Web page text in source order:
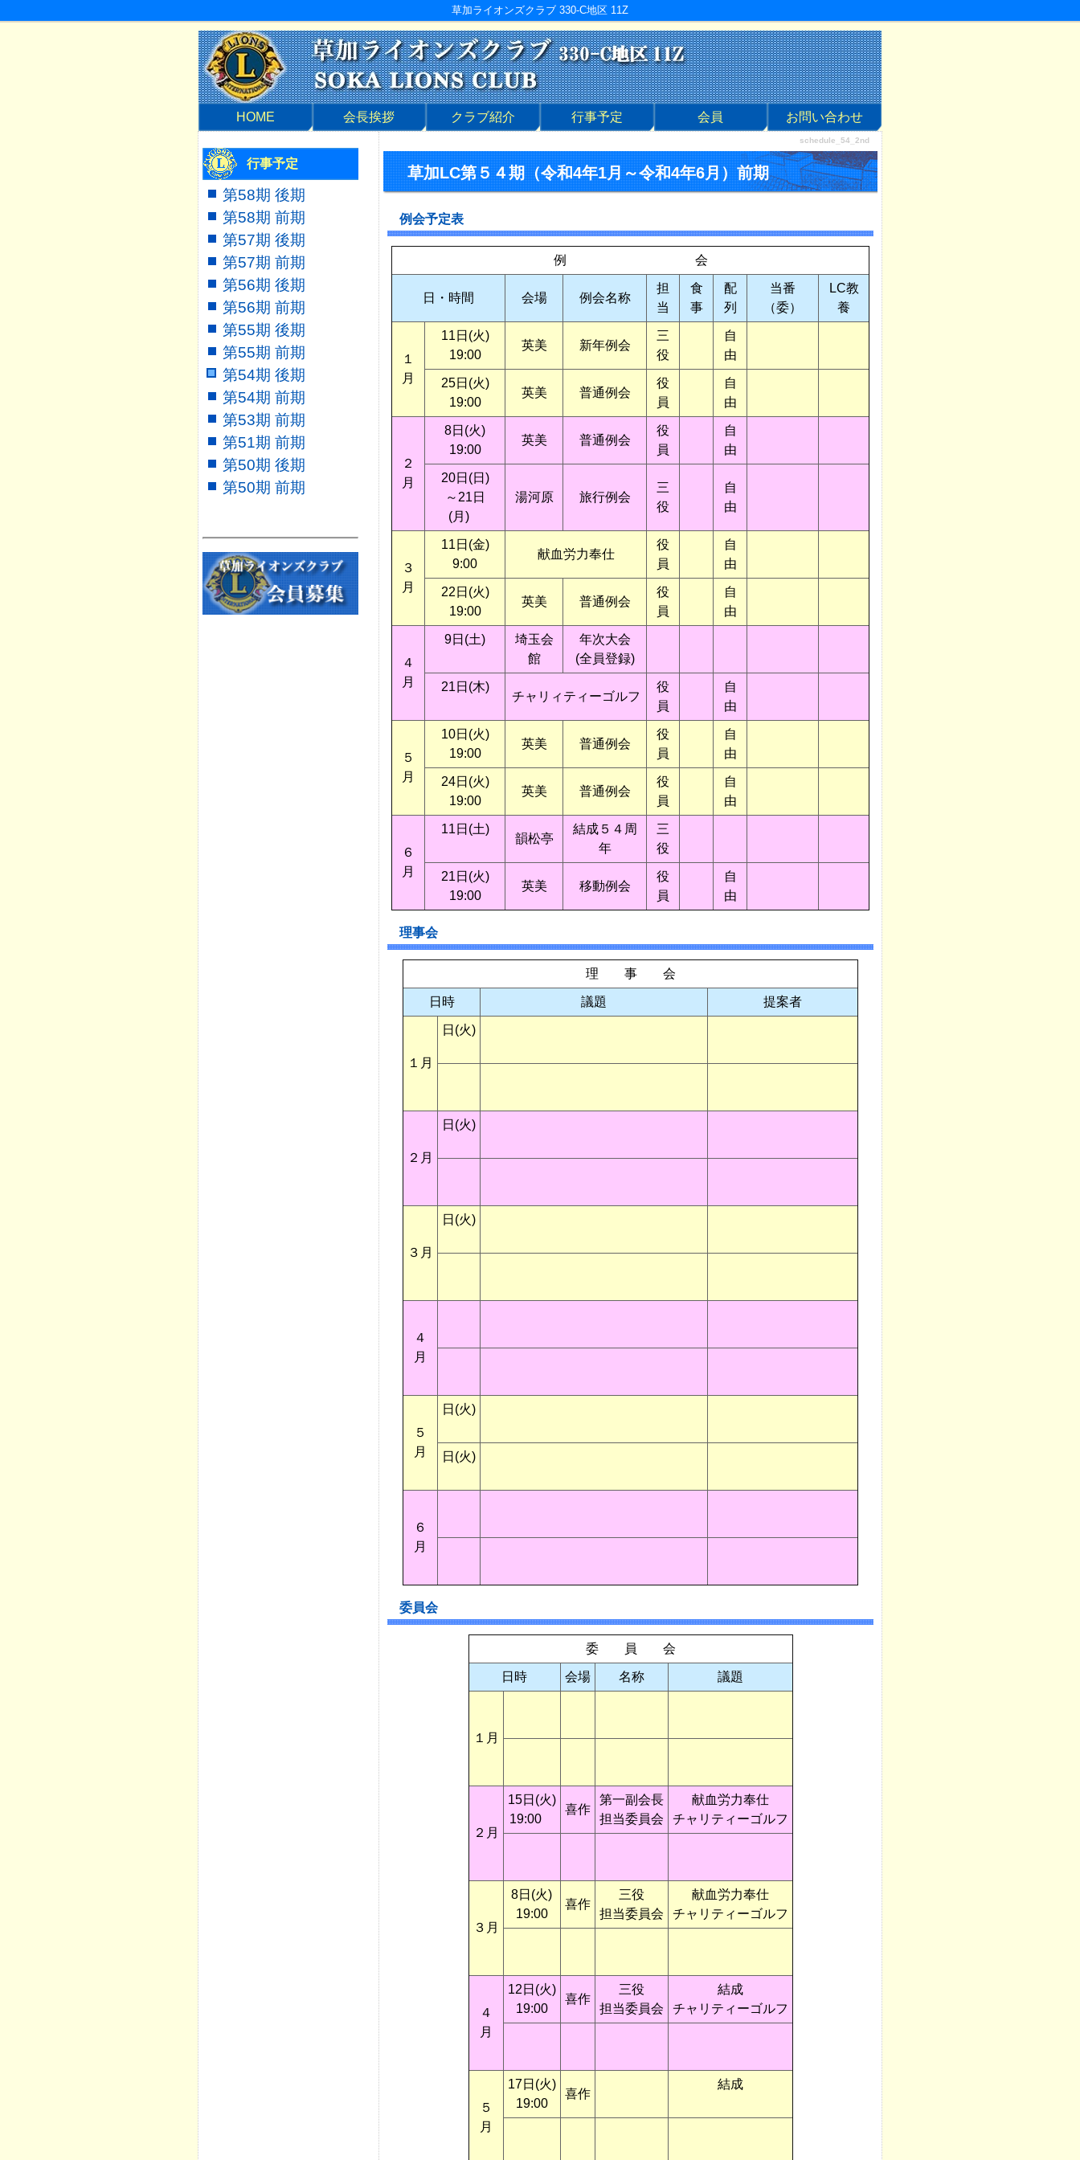
草加ライオンズクラブ 330-C地区 11Z
HOME 会長挨拶 クラブ紹介 行事予定 会員 お問い合わせ
schedule_54_2nd
草加LC第５４期（令和4年1月～令和4年6月）前期
例会予定表
例 会
日・時間 会場 例会名称
担
当
食
事
配
列
当番
（委）
LC教
養
１
月
11日(火)
19:00
英美 新年例会
三
役
自
由
25日(火)
19:00
英美 普通例会
役
員
自
由
２
月
8日(火)
19:00
英美 普通例会
役
員
自
由
20日(日)
～21日
(月)
湯河原 旅行例会
三
役
自
由
３
月
11日(金)
9:00
献血労力奉仕
役
員
自
由
22日(火)
19:00
英美 普通例会
役
員
自
由
４
月
9日(土)
埼玉会
館
年次大会
(全員登録)
21日(木)
チャリィティーゴルフ
役
員
自
由
５
月
10日(火)
19:00
英美 普通例会
役
員
自
由
24日(火)
19:00
英美 普通例会
役
員
自
由
６
月
11日(土)
韻松亭
結成５４周
年
三
役
21日(火)
19:00
英美 移動例会
役
員
自
由
理事会
理 事 会
日時 議題 提案者
１月
日(火)
２月
日(火)
３月
日(火)
４
月
５
月
日(火)
日(火)
６
月
委員会
委 員 会
日時 会場 名称 議題
１月
２月
15日(火)
19:00
喜作
第一副会長
担当委員会
献血労力奉仕
チャリティーゴルフ
３月
8日(火)
19:00
喜作
三役
担当委員会
献血労力奉仕
チャリティーゴルフ
４
月
12日(火)
19:00
喜作
三役
担当委員会
結成
チャリティーゴルフ
５
月
17日(火)
19:00
喜作
結成
行事予定
第58期 後期
第58期 前期
第57期 後期
第57期 前期
第56期 後期
第56期 前期
第55期 後期
第55期 前期
第54期 後期
第54期 前期
第53期 前期
第51期 前期
第50期 後期
第50期 前期